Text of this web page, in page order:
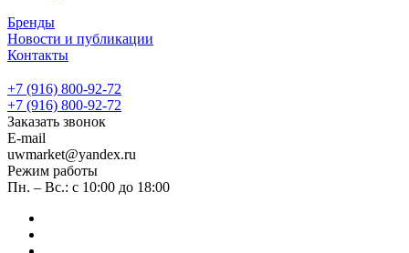
Бренды
Новости и публикации
Контакты
+7 (916) 800-92-72
+7 (916) 800-92-72
Заказать звонок
E-mail
uwmarket@yandex.ru
Режим работы
Пн. – Вс.: с 10:00 до 18:00